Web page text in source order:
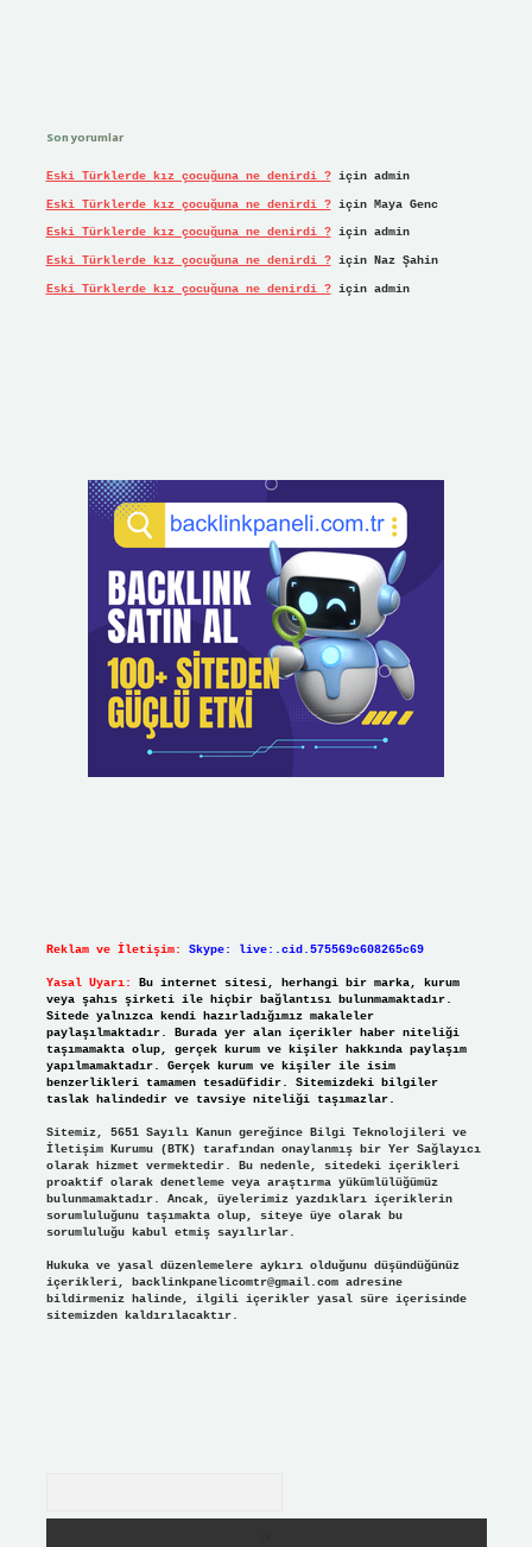
Son yorumlar
Eski Türklerde kız çocuğuna ne denirdi ?için admin
Eski Türklerde kız çocuğuna ne denirdi ?için Maya Genc
Eski Türklerde kız çocuğuna ne denirdi ?için admin
Eski Türklerde kız çocuğuna ne denirdi ?için Naz Şahin
Eski Türklerde kız çocuğuna ne denirdi ?için admin
Reklam ve İletişim: Skype: live:.cid.575569c608265c69
Yasal Uyarı:
Bu internet sitesi, herhangi bir marka, kurum
veya şahıs şirketi ile hiçbir bağlantısı bulunmamaktadır.
Sitede yalnızca kendi hazırladığımız makaleler
paylaşılmaktadır. Burada yer alan içerikler haber niteliği
taşımamakta olup, gerçek kurum ve kişiler hakkında paylaşım
yapılmamaktadır. Gerçek kurum ve kişiler ile isim
benzerlikleri tamamen tesadüfidir. Sitemizdeki bilgiler
taslak halindedir ve tavsiye niteliği taşımazlar.
Sitemiz, 5651 Sayılı Kanun gereğince Bilgi Teknolojileri ve
İletişim Kurumu (BTK) tarafından onaylanmış bir Yer Sağlayıcı
olarak hizmet vermektedir. Bu nedenle, sitedeki içerikleri
proaktif olarak denetleme veya araştırma yükümlülüğümüz
bulunmamaktadır. Ancak, üyelerimiz yazdıkları içeriklerin
sorumluluğunu taşımakta olup, siteye üye olarak bu
sorumluluğu kabul etmiş sayılırlar.
Hukuka ve yasal düzenlemelere aykırı olduğunu düşündüğünüz
içerikleri, backlinkpanelicomtr@gmail.comadresine
bildirmeniz halinde, ilgili içerikler yasal süre içerisinde
sitemizden kaldırılacaktır.